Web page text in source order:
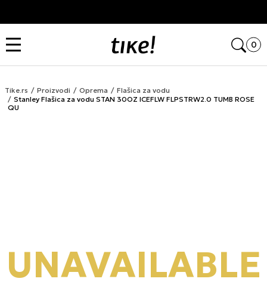
0
Tike.rs Proizvodi Oprema
Flašica za vodu
Stanley Flašica za vodu STAN 30OZ ICEFLW FLPSTRW2.0 TUMB ROSE
QU
UNAVAILABLE